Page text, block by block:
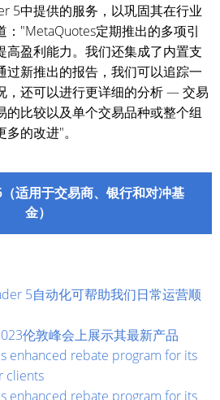
5中提供的服务，以巩固其在行业
："MetaQuotes定期推出的多项引
高盈利能力。我们还集成了内置支
过新推出的报告，我们可以追踪一
，还可以进行更详细的分析 — 交易
的比较以及单个交易品种或整个组
的改进"。
适用于交易商、银行和对冲基
金）
5自动化可帮助我们日常运营顺
伦敦峰会上展示其最新产品
enhanced rebate program for its
clients
enhanced rebate program for its